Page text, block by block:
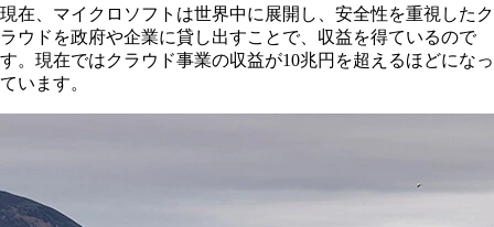
現在、マイクロソフトは世界中に展開し、安全性を重視したク
ラウドを政府や企業に貸し出すことで、収益を得ているので
す。現在ではクラウド事業の収益が10兆円を超えるほどになっ
ています。